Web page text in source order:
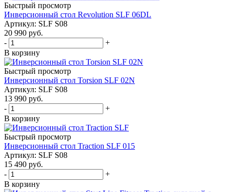
Быстрый просмотр
Инверсионный стол Revolution SLF 06DL
Артикул: SLF S08
20 990 руб.
-
+
В корзину
Быстрый просмотр
Инверсионный стол Torsion SLF 02N
Артикул: SLF S08
13 990 руб.
-
+
В корзину
Быстрый просмотр
Инверсионный стол Traction SLF 015
Артикул: SLF S08
15 490 руб.
-
+
В корзину